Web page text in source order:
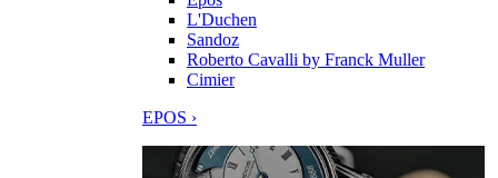
L'Duchen
Sandoz
Roberto Cavalli by Franck Muller
Cimier
EPOS ›